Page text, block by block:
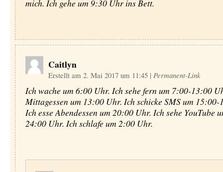
mich. Ich gehe um 9:30 Uhr ins Bett.
Caitlyn
Erstellt am 2. Mai 2017 um 11:45 | Permanent-Link
Ich wache um 6:00 Uhr. Ich sehe fern um 7:00-13:00
Mittagessen um 13:00 Uhr. Ich schicke SMS um
Ich esse Abendessen um 20:00 Uhr. Ich sehe YouTube
24:00 Uhr. Ich schlafe um 2:00 Uhr.